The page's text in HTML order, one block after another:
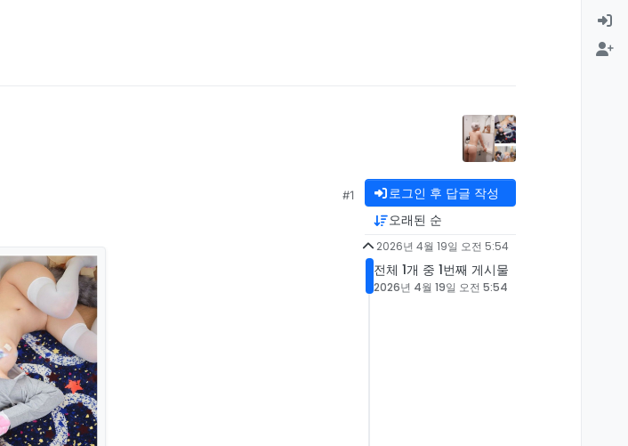
#1 로그인 후 답글 작성
오래된 순
2026년 4월 19일 오전 5:54
전체 1개 중 1번째 게시물
2026년 4월 19일 오전 5:54